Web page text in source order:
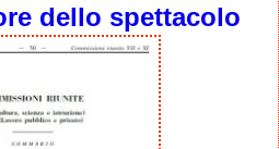
dello spettacolo